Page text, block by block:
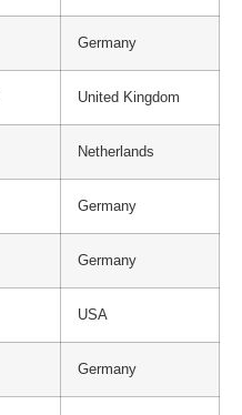
Germany
United Kingdom
Netherlands
Germany
Germany
USA
Germany